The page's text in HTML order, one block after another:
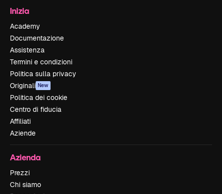
Inizia
Academy
Documentazione
Assistenza
Termini e condizioni
Politica sulla privacy
Originali New
Politica dei cookie
Centro di fiducia
Affiliati
Aziende
Azienda
Prezzi
Chi siamo